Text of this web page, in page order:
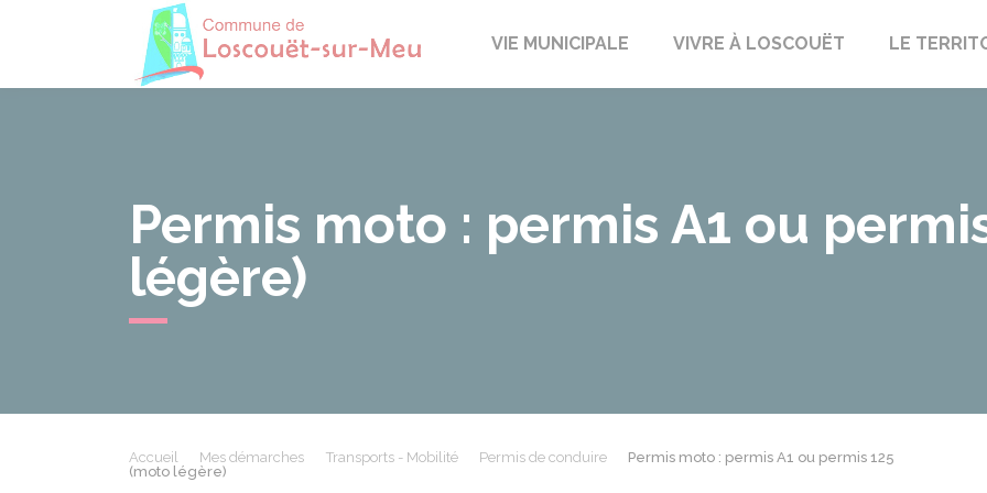
Loscouët-sur-Meu
VIE MUNICIPALE VIVRE À LOSCOUËT LE
Permis moto : permis A1 ou
légère)
Accueil Mes démarches Transports - Mobilité Permis de conduire
Permis moto : permis A1 ou permis 125
(moto légère)